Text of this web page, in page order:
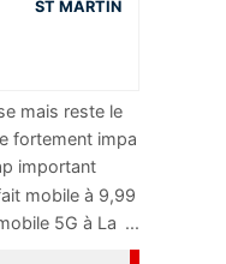
ST MARTIN
mais reste le
...
fortement impa
important
...
mobile à 9,99
5G à La ...